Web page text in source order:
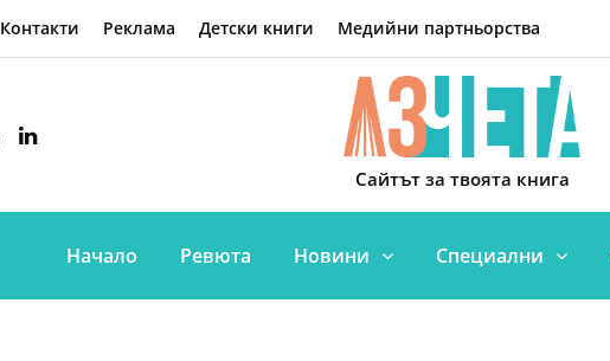
Контакти Реклама Детски книги Медийни партньорства
Сайтът за твоята книга
Начало Ревюта Новини Специални